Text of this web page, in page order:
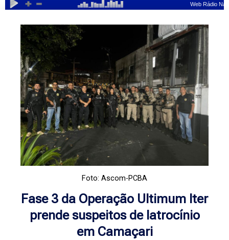
Foto: Ascom-PCBA
Fase 3 da Operação Ultimum Iter
prende suspeitos de latrocínio
em Camaçari